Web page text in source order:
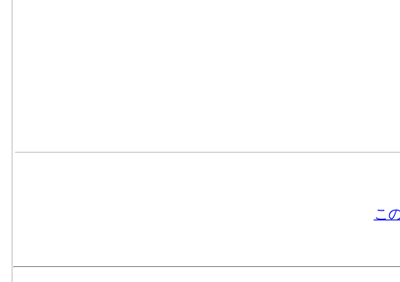
こ